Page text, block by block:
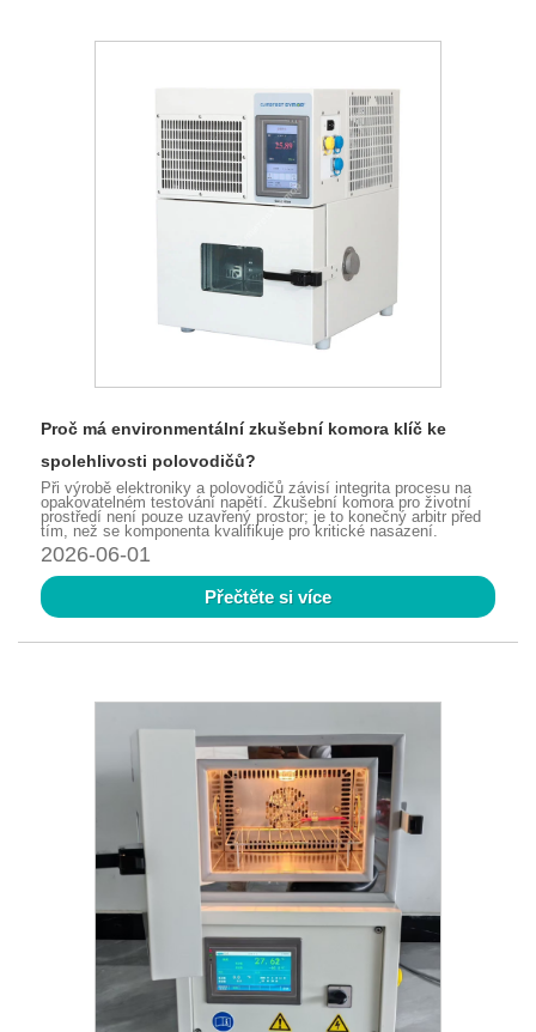
Proč má environmentální zkušební komora klíč ke
spolehlivosti polovodičů?
Při výrobě elektroniky a polovodičů závisí integrita procesu na
opakovatelném testování napětí. Zkušební komora pro životní
prostředí není pouze uzavřený prostor; je to konečný arbitr před
tím, než se komponenta kvalifikuje pro kritické nasazení.
2026-06-01
Přečtěte si více